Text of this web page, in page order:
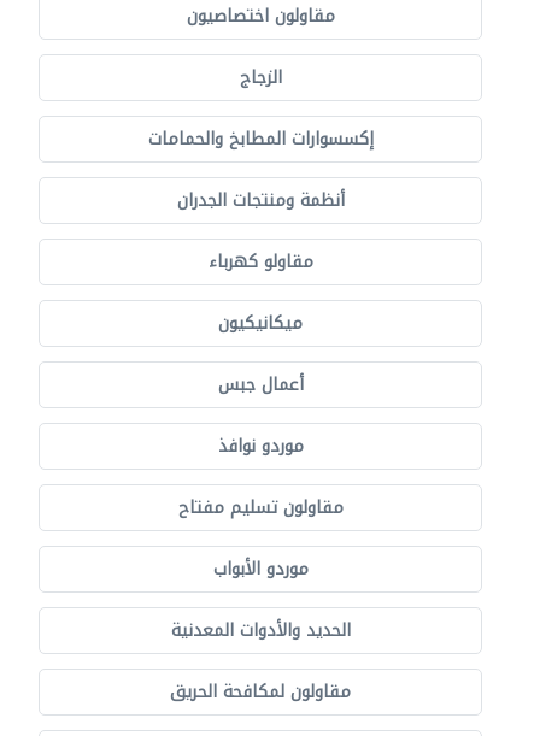
مقاولون اختصاصيون
الزجاج
إكسسوارات المطابخ والحمامات
أنظمة ومنتجات الجدران
مقاولو كهرباء
ميكانيكيون
أعمال جبس
موردو نوافذ
مقاولون تسليم مفتاح
موردو الأبواب
الحديد والأدوات المعدنية
مقاولون لمكافحة الحريق